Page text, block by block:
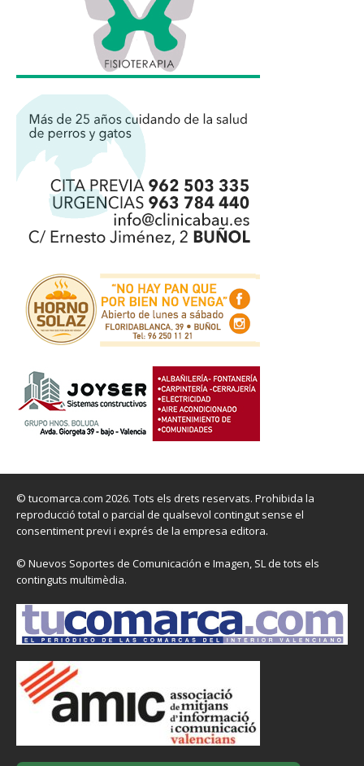
© tucomarca.com 2026. Tots els drets reservats. Prohibida la
reproducció total o parcial de qualsevol contingut sense el
consentiment previ i exprés de la empresa editora.
© Nuevos Soportes de Comunicación e Imagen, SL de tots els
continguts multimèdia.